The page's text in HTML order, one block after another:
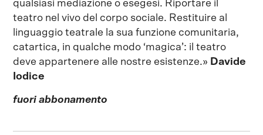
qualsiasi mediazione o esegesi. Riportare il
teatro nel vivo del corpo sociale. Restituire al
linguaggio teatrale la sua funzione comunitaria,
catartica, in qualche modo ‘magica’: il teatro
deve appartenere alle nostre esistenze.» Davide
Iodice
fuori abbonamento